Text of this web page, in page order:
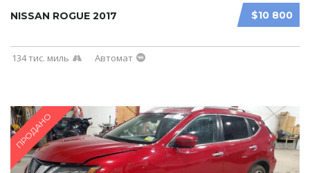
$10 800
NISSAN ROGUE 2017
134 тис. миль Автомат
ПРОДАНО